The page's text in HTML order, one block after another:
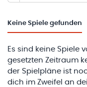
Keine Spiele gefunden
Es sind keine Spiele
gesetzten Zeitraum
der Spielpläne ist
dich im Zweifel an